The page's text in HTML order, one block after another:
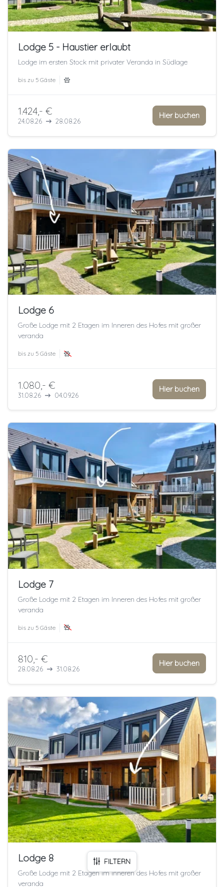
Lodge 5 - Haustier erlaubt
Lodge im ersten Stock mit privater Veranda in Südlage
bis zu 5 Gäste
1.424,- €
24.08.26 28.08.26
Hier buchen
Lodge 6
Große Lodge mit 2 Etagen im Inneren des Hofes mit großer
veranda
bis zu 5 Gäste
1.080,- €
31.08.26 04.09.26
Hier buchen
Lodge 7
Große Lodge mit 2 Etagen im Inneren des Hofes mit großer
veranda
bis zu 5 Gäste
810,- €
28.08.26 31.08.26
Hier buchen
Lodge 8
Große Lodge mit 2 Etagen im Inneren des Hofes mit großer
veranda
FILTERN